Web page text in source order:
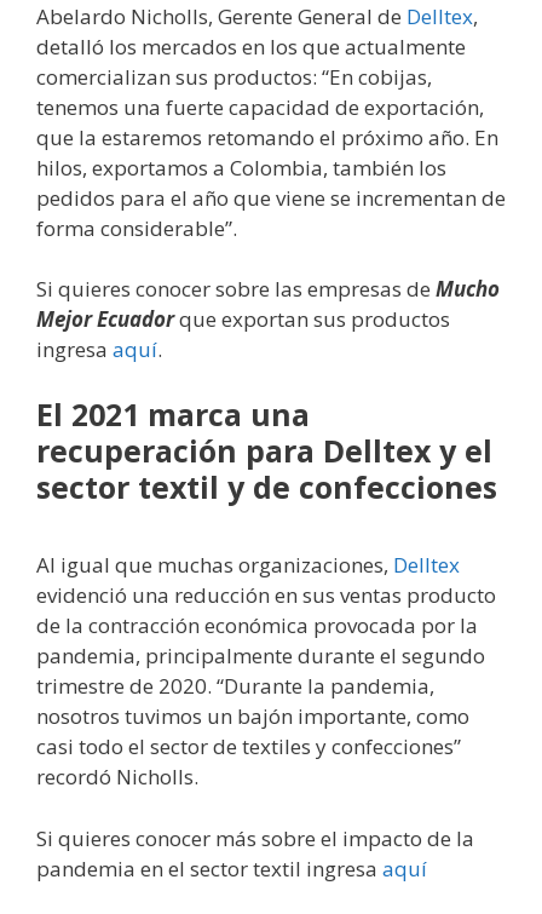
Abelardo Nicholls, Gerente General de Delltex,
detalló los mercados en los que actualmente
comercializan sus productos: “En cobijas,
tenemos una fuerte capacidad de exportación,
que la estaremos retomando el próximo año. En
hilos, exportamos a Colombia, también los
pedidos para el año que viene se incrementan de
forma considerable”.
Si quieres conocer sobre las empresas de Mucho
Mejor Ecuadorque exportan sus productos
ingresa aquí.
El 2021 marca una
recuperación para Delltex y el
sector textil y de confecciones
Al igual que muchas organizaciones, Delltex
evidenció una reducción en sus ventas producto
de la contracción económica provocada por la
pandemia, principalmente durante el segundo
trimestre de 2020. “Durante la pandemia,
nosotros tuvimos un bajón importante, como
casi todo el sector de textiles y confecciones”
recordó Nicholls.
Si quieres conocer más sobre el impacto de la
pandemia en el sector textil ingresa aquí